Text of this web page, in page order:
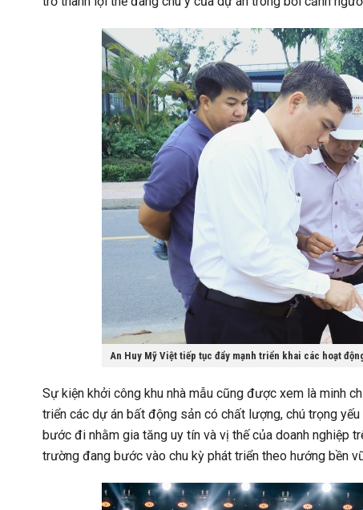
An Huy Mỹ Việt tiếp tục đẩy mạnh triển khai các hoạt
Sự kiện khởi công khu nhà mẫu cũng được xem là minh
triển các dự án bất động sản có chất lượng, chú trọng
bước đi nhằm gia tăng uy tín và vị thế của doanh nghiệp
trường đang bước vào chu kỳ phát triển theo hướng bền